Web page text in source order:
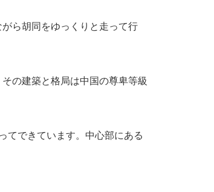
ら胡同をゆっくりと走って行
の建築と格局は中国の尊卑等級
てできています。中心部にある